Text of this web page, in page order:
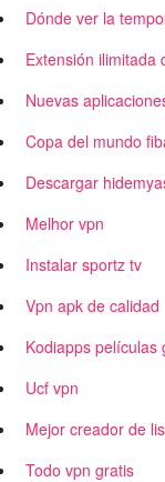
Dónde ver la
Extensión ilimitada
Nuevas
Copa del mundo
Descargar
Melhor vpn
Instalar sportz tv
Vpn apk de calidad
Kodiapps películas
Ucf vpn
Mejor creador de
Todo vpn gratis